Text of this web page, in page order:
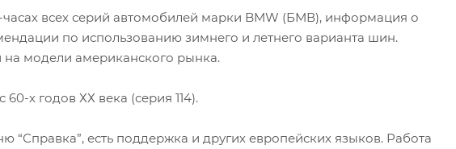
всех серий автомобилей марки BMW (БМВ), информация о
по использованию зимнего и летнего варианта шин.
на модели американского рынка.
х годов ХХ века (серия 114).
есть поддержка и других европейских языков. Работа